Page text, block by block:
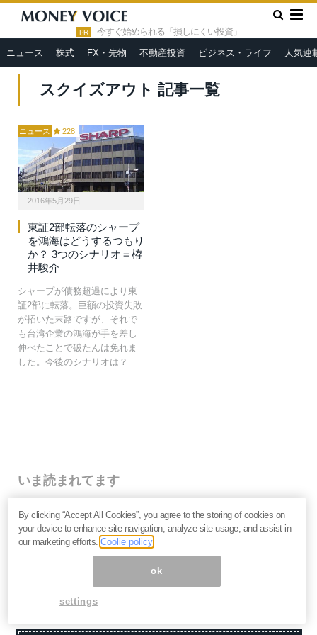
PR 今すぐ始められる「損しにくい投資」
ニュース 株式 FX・先物 不動産投資 ビジネス・ライフ 人気連
HOME » スクイズアウト
スクイズアウト 記事一覧
ニュース 228
2016年5月29日
東証2部転落のシャープ
を鴻海はどうするつもり
か？ 3つのシナリオ＝栫
井駿介
シャープが債務超過により東
証2部に転落。巨額の投資失敗
が招いた末路ですが、それで
も台湾企業の鴻海が手を差し
伸べたことで破たんは免れま
した。今後のシナリオは？
いま読まれてます
株価乱高下「アドバンテスト」は買いか？AI特需の行方
と投資リスクを解説＝江口裕臣
株価下落「三菱重工」今が買い？長期投資家が見るべ
き“防衛だけじゃない”強さと投資リスク＝栫井駿介
優待新設「大黒屋HD」は買いか？仕手株説をどう見る
By clicking “Accept All Cookies”, you agree to the storing of cookies on
your device to enhance site navigation, analyze site usage, and assist in
our marketing efforts.Coolie policy
ok
settings